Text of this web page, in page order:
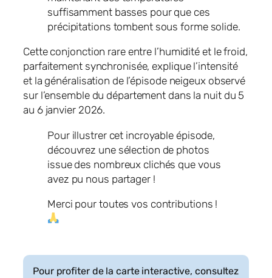
suffisamment basses pour que ces
précipitations tombent sous forme solide.
Cette conjonction rare entre l’humidité et le froid,
parfaitement synchronisée, explique l’intensité
et la généralisation de l’épisode neigeux observé
sur l’ensemble du département dans la nuit du 5
au 6 janvier 2026.
Pour illustrer cet incroyable épisode,
découvrez une sélection de photos
issue des nombreux clichés que vous
avez pu nous partager !
Merci pour toutes vos contributions !
Pour profiter de la carte interactive, consultez